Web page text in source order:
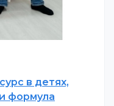
в детях,
формула